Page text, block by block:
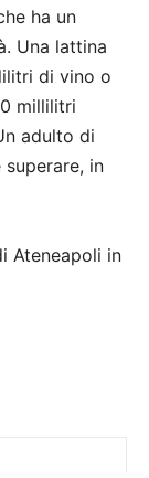
ha un
Una lattina
di vino o
millilitri
adulto di
in
Ateneapoli in